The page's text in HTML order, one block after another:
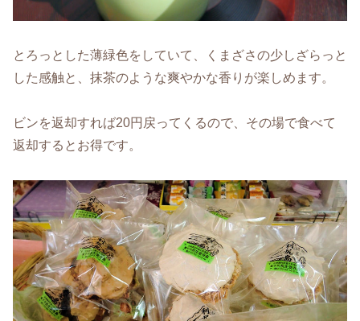
とろっとした薄緑色をしていて、くまざさの少しざらっと
した感触と、抹茶のような爽やかな香りが楽しめます。
ビンを返却すれば20円戻ってくるので、その場で食べて
返却するとお得です。